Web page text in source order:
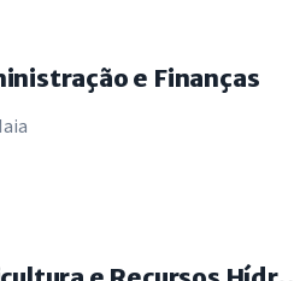
e Finanças